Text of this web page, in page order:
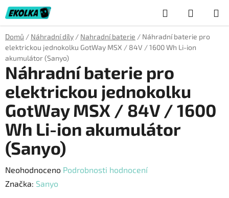
Přejít
na
obsah
Hledat
KOŠÍK
Domů / Náhradní díly / Nahradní baterie / Náhradní baterie pro
elektrickou jednokolku GotWay MSX / 84V / 1600 Wh Li-ion
akumulátor (Sanyo)
Náhradní baterie pro
elektrickou jednokolku
GotWay MSX / 84V / 1600
Wh Li-ion akumulátor
(Sanyo)
Průměrné
hodnocení
Neohodnoceno Podrobnosti hodnocení
Značka: Sanyo